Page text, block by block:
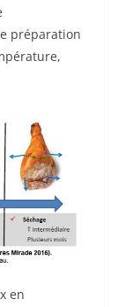
préparation
en